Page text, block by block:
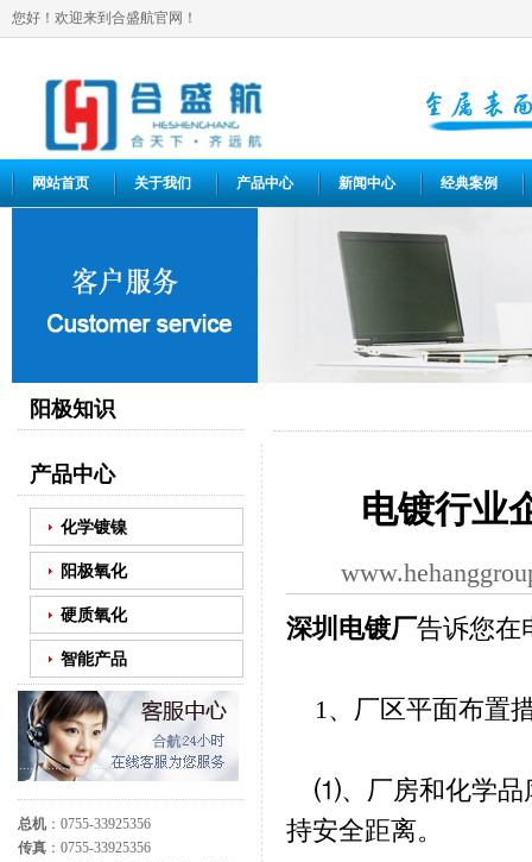
您好！欢迎来到合盛航官网！
网站首页 关于我们 产品中心 新闻中心 经典案例
阳极知识
产品中心
化学镀镍
阳极氧化
硬质氧化
智能产品
总机 ：0755-33925356
传真 ：0755-33925356
电镀行业
深圳电镀厂告诉您在
1、厂区平面布置
⑴、厂房和化学品
持安全距离。